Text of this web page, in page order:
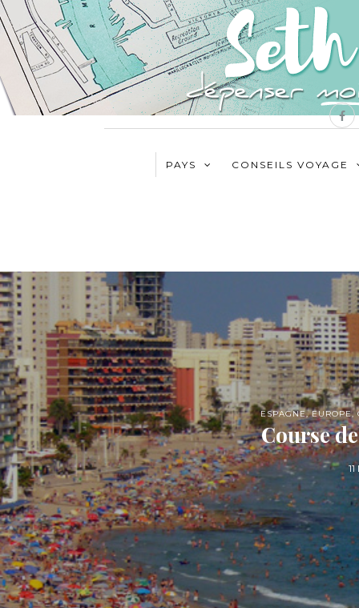
PAYS CONSEILS VOYAGE
ESPAGNE,EUROPE,
Course